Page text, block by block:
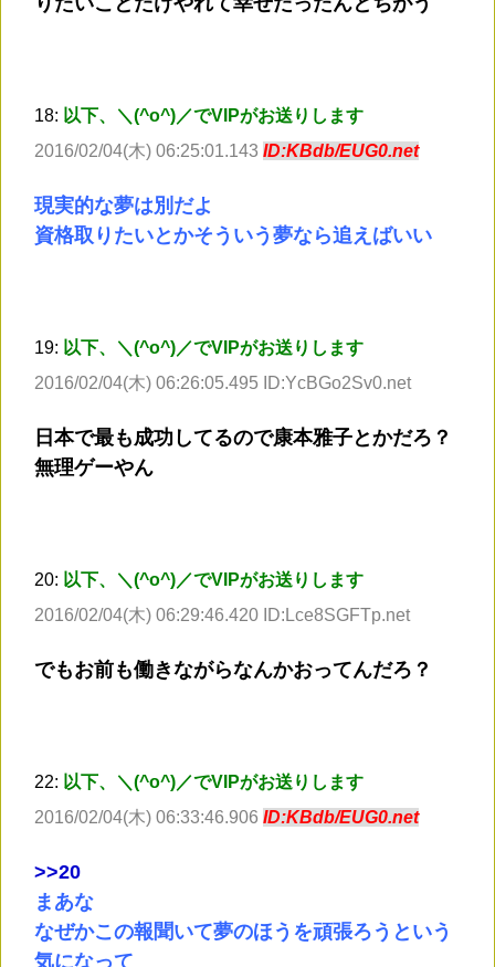
18: 以下、＼(^o^)／でVIPがお送りします
2016/02/04(木) 06:25:01.143 ID:KBdb/EUG0.net
現実的な夢は別だよ
資格取りたいとかそういう夢なら追えばいい
19: 以下、＼(^o^)／でVIPがお送りします
2016/02/04(木) 06:26:05.495 ID:YcBGo2Sv0.net
日本で最も成功してるので康本雅子とかだろ？
無理ゲーやん
20: 以下、＼(^o^)／でVIPがお送りします
2016/02/04(木) 06:29:46.420 ID:Lce8SGFTp.net
でもお前も働きながらなんかおってんだろ？
22: 以下、＼(^o^)／でVIPがお送りします
2016/02/04(木) 06:33:46.906 ID:KBdb/EUG0.net
>>20
まあな
なぜかこの報聞いて夢のほうを頑張ろうという
気になって